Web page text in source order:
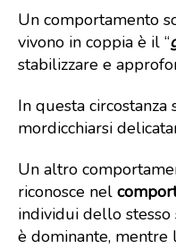
Un comportamento
vivono in coppia è il “
stabilizzare e
In questa
mordicchiarsi
Un altro
riconosce nel
individui dello stesso
è dominante, mentre